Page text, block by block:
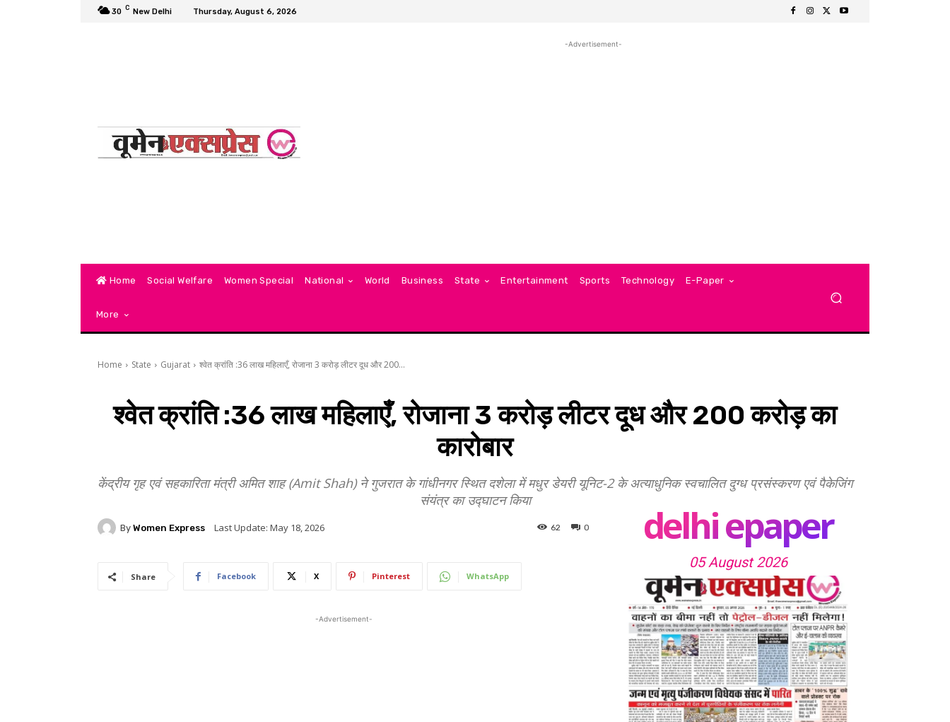
30 C New Delhi Thursday, August 6, 2026
-Advertisement-
Home Social Welfare Women Special National World Business State Entertainment Sports Technology E-Paper
More
Home State Gujarat श्वेत क्रांति :36 लाख महिलाएँ, रोजाना 3 करोड़ लीटर दूध और 200...
श्वेत क्रांति :36 लाख महिलाएँ, रोजाना 3 करोड़ लीटर दूध और 200 करोड़ का
कारोबार
केंद्रीय गृह एवं सहकारिता मंत्री अमित शाह (Amit Shah) ने गुजरात के गांधीनगर स्थित दशेला में मधुर डेयरी यूनिट-2 के अत्याधुनिक स्वचालित दुग्ध प्रसंस्करण एवं पैकेजिंग
संयंत्र का उद्घाटन किया
By Women Express Last Update: May 18, 2026 0
62
Share Facebook X Pinterest WhatsApp
-Advertisement-
delhi epaper
05 August 2026